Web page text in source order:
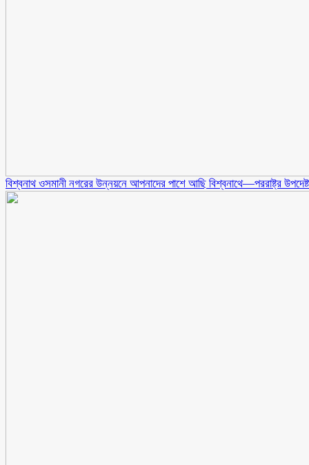
বিশ্বনাথ ওসমানী নগরের উন্নয়নে আপনাদের পাশে আছি বিশ্বনাথে—পররাষ্ট্র